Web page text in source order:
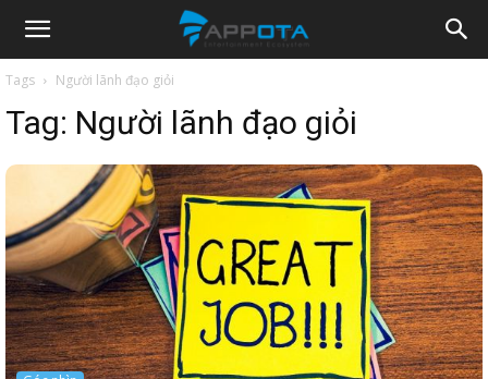
Appota
News
Tags Người lãnh đạo giỏi
Tag: Người lãnh đạo giỏi